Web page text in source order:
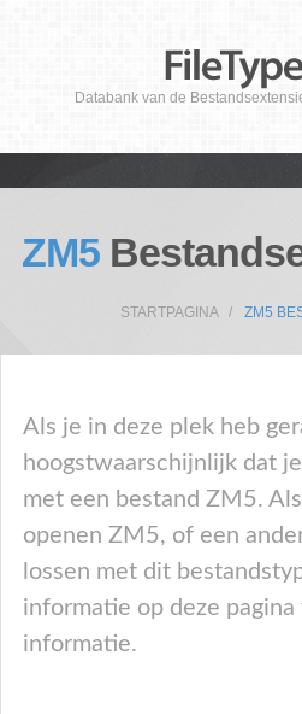
Databank van de
ZM5
STARTPAGINA ZM5
Als je in deze plek heb
hoogstwaarschijnlijk dat
met een bestand ZM5.
openen ZM5, of een
lossen met dit
informatie op deze pagina
informatie.